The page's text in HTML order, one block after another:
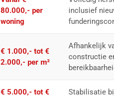
80.000,- per
woning
inclusief
€ 1.000,- tot €
2.000,- per m²
Afhankelijk
constructie
€ 5.000,- tot €
Stabilisatie